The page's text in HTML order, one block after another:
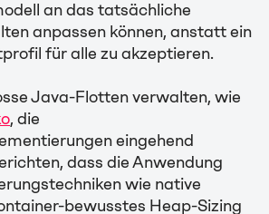
an das tatsächliche
anpassen können, anstatt ein
für alle zu akzeptieren.
Java-Flotten verwalten, wie
, die
eingehend
dass die Anwendung
wie native
bewusstes Heap-Sizing